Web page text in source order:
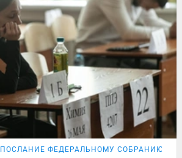
ПОСЛАНИЕ ФЕДЕРАЛЬНОМУ СОБРАНИЮ